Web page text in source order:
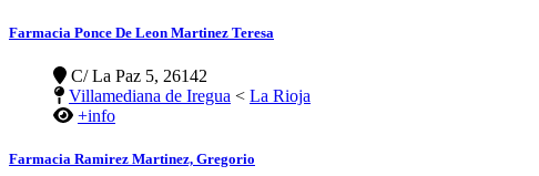
Farmacia Ponce De Leon Martinez Teresa
C/ La Paz 5, 26142
Villamediana de Iregua < La Rioja
+info
Farmacia Ramirez Martinez, Gregorio